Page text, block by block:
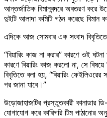
আন্তর্জাতিক বিমানবন্দরে অবতরণ করে
দুইটি আলাদা কমিটি গঠন করেছে বিমান
এদিকে আজ সোমবার এক সংবাদ বিবৃতিতে
“বিয়ারিং কাজ না করার” কারণে ওই
কারণে বিয়ারিং কাজ করলো না, সে
বিবৃতিতে বলা হয়, “বিয়ারিং
পর জানা যাবে।”
উড়োজাহাজটির প্রস্তুতকারী কানাডার
যোগাযোগ করে কারিগরি টিম পাঠানোর